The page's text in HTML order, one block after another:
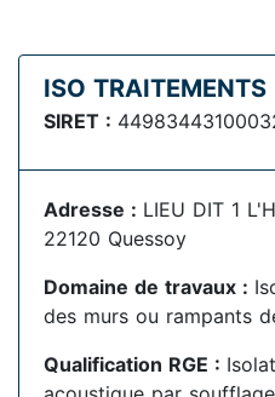
ISO TRAITEMENTS
SIRET :
Adresse : LIEU DIT 1
22120 Quessoy
Domaine de travaux :
des murs ou rampants
Qualification RGE :